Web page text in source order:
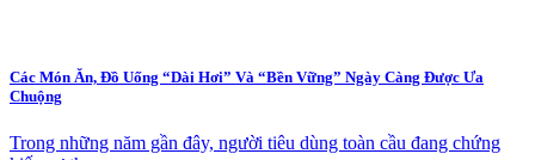
Các Món Ăn, Đồ Uống “Dài Hơi” Và “Bền Vững” Ngày Càng Được Ưa
Chuộng
Trong những năm gần đây, người tiêu dùng toàn cầu đang chứng